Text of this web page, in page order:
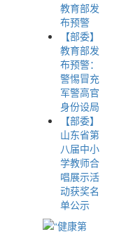
教育部发
布预警
【部委】
教育部发
布预警：
警惕冒充
军警高官
身份设局
【部委】
山东省第
八届中小
学教师合
唱展示活
动获奖名
单公示